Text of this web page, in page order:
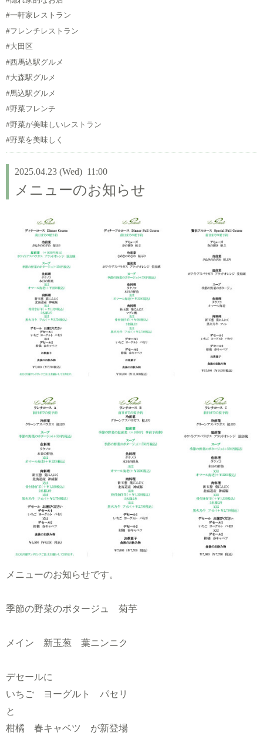
#一軒家レストラン
#フレンチレストラン
#大田区
#西馬込駅グルメ
#大森駅グルメ
#馬込駅グルメ
#野菜フレンチ
#野菜が美味しいレストラン
#野菜を美味しく
2025.04.23 (Wed) 11:00
メニューのお知らせ
メニューのお知らせです。
季節の野菜のポタージュ 菊芋
メイン 新玉葱 葉ニンニク
デセールに
いちご ヨーグルト パセリ
と
柑橘 春キャベツ が新登場